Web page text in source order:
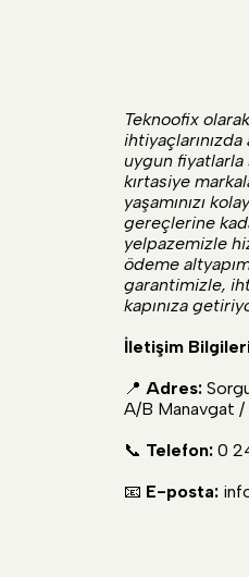
Teknoofix
ihtiyaçlarınızda
uygun fiyatlarla
kırtasiye
yaşamınızı
gereçlerine
yelpazemizle
ödeme
garantimizle,
kapınıza
İletişim
📍 Adres:
A/B Manavgat
📞 Telefon: 0
📧 E-posta: